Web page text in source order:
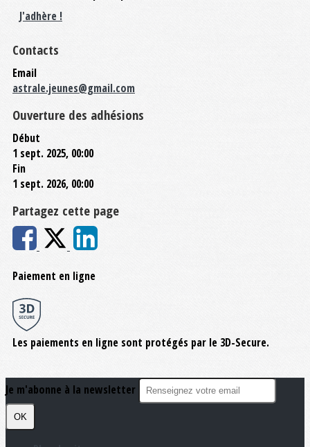
J'adhère !
Contacts
Email
astrale.jeunes@gmail.com
Ouverture des adhésions
Début
1 sept. 2025, 00:00
Fin
1 sept. 2026, 00:00
Partagez cette page
Paiement en ligne
Les paiements en ligne sont protégés par le 3D-Secure.
Je m'abonne à la newsletter
OK